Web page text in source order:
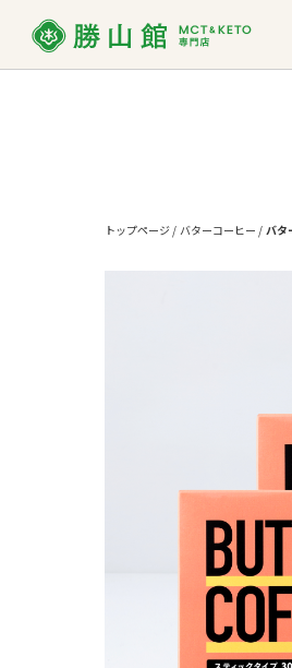
勝山館の想い
取り扱い店舗一
トップページ / バターコーヒー / バタ